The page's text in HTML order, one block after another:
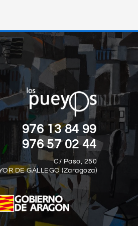
“LA
DEFINE CÓMO
DESAFÍOS QUE
976 13 84 99
976 57 02 44
C/ Paso, 250
DE GÁLLEGO (Zaragoza)